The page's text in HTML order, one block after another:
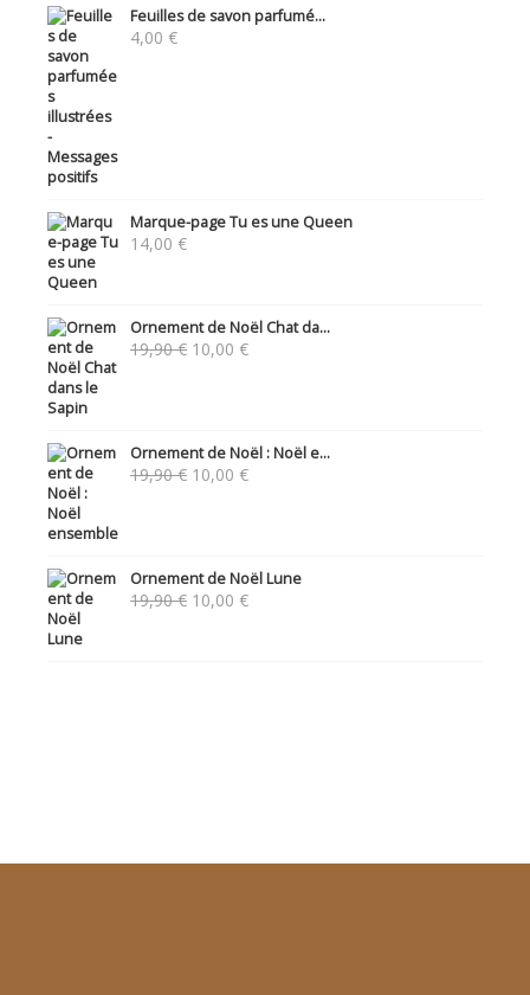
Feuilles de savon parfumé...
4,00 €
Marque-page Tu es une Queen
14,00 €
Ornement de Noël Chat da...
19,90€ Le
10,00 €Le
Ornement de Noël : Noël e...
19,90€ Le
10,00 €Le
Ornement de Noël Lune
19,90€ Le
10,00 €Le